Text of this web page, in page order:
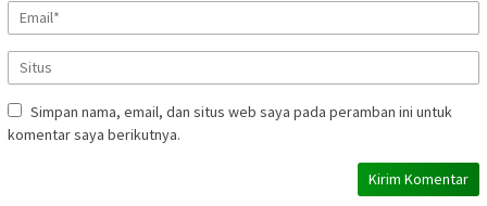
Simpan nama, email, dan situs web saya pada peramban ini untuk
komentar saya berikutnya.